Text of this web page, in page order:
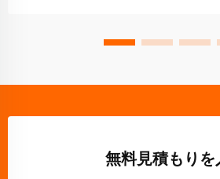
無料見積もりを